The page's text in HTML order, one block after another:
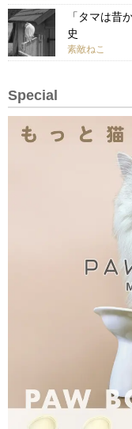
「タマは昔
史
素敵ねこ
Special